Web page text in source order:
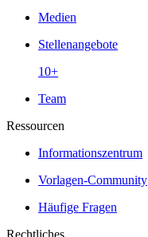
Medien
Stellenangebote
10+
Team
Ressourcen
Informationszentrum
Vorlagen-Community
Häufige Fragen